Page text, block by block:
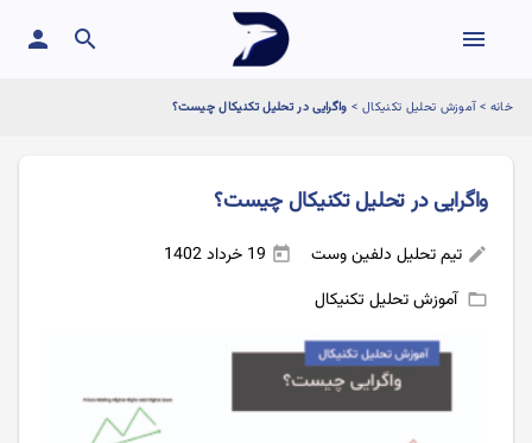
menu
search
person
خانه >آموزش تحلیل تکنیکال > واگرایی در تحلیل تکنیکال چیست؟
واگرایی در تحلیل تکنیکال چیست؟
edit تیم تحلیل دلفین وست today
folder_open آموزش تحلیل تکنیکال